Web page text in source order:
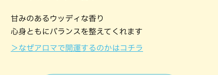
甘みのあるウッディな香り
心身ともにバランスを整えてくれます
＞なぜアロマで開運するのかはコチラ